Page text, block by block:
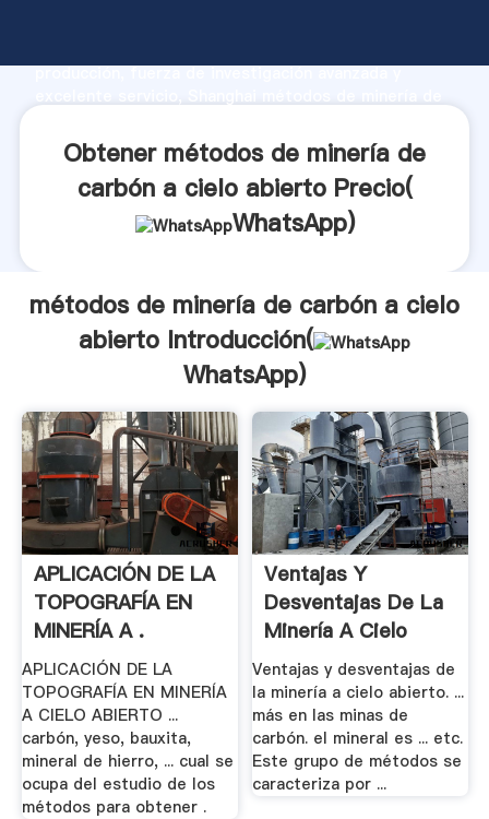
producción, fuerza de investigación avanzada y
aporta valores a todos los clientes.
Obtener métodos de minería de
carbón a cielo abierto Precio(
WhatsApp)
métodos de minería de carbón a cielo
abierto Introducción(
WhatsApp)
APLICACIÓN DE LA
TOPOGRAFÍA EN
MINERÍA A .
APLICACIÓN DE LA
TOPOGRAFÍA EN MINERÍA
A CIELO ABIERTO ...
carbón, yeso, bauxita,
mineral de hierro, ... cual se
ocupa del estudio de los
métodos para obtener .
Ventajas Y
Desventajas De La
Minería A Cielo
Abierto
Ventajas y desventajas de
la minería a cielo abierto. ...
más en las minas de
carbón. el mineral es ... etc.
Este grupo de métodos se
caracteriza por ...